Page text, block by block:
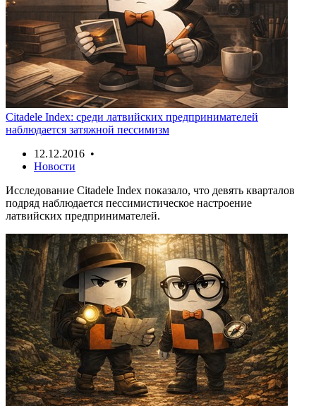
Citadele Index: среди латвийских предпринимателей
наблюдается затяжной пессимизм
12.12.2016 •
Новости
Исследование Citadele Index показало, что девять кварталов
подряд наблюдается пессимистическое настроение
латвийских предпринимателей.